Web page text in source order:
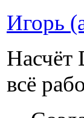
Игорь
Насчёт
всё